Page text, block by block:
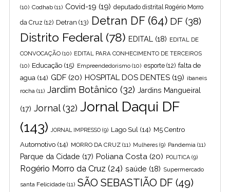
(10) Codhab (11) Covid-19 (19) deputado distrital Rogério Morro
da Cruz (12) Detran (13) Detran DF(64) DF (38)
Distrito Federal(78) EDITAL (18) EDITAL DE
CONVOCAÇÃO (10) EDITAL PARA CONHECIMENTO DE TERCEIROS
(10) Educação (15) Empreendedorismo (10) esporte (12) falta de
agua (14) GDF (20) HOSPITAL DOS DENTES (19) ibaneis
rocha (11) Jardim Botânico (32) Jardins Mangueiral
(17) Jornal(32) Jornal Daqui DF
(143)
JORNAL IMPRESSO (9) Lago Sul (14) M5 Centro
Automotivo (14) MORRO DA CRUZ (11) Mulheres (9) Pandemia (11)
Parque da Cidade (17) Poliana Costa (20) POLITICA (9)
Rogério Morro da Cruz (24) saúde (18) Supermercado
santa Felicidade (11) SÃO SEBASTIÃO DF (49)